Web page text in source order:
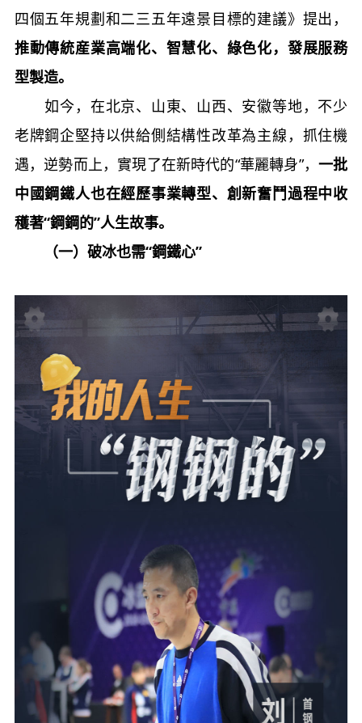
四個五年規劃和二三五年遠景目標的建議》提出，
推動傳統産業高端化、智慧化、綠色化，發展服務
型製造。
如今，在北京、山東、山西、安徽等地，不少
老牌鋼企堅持以供給側結構性改革為主線，抓住機
遇，逆勢而上，實現了在新時代的“華麗轉身”， 一批
中國鋼鐵人也在經歷事業轉型、創新奮鬥過程中收
穫著“鋼鋼的”人生故事。
（一）破冰也需“鋼鐵心”